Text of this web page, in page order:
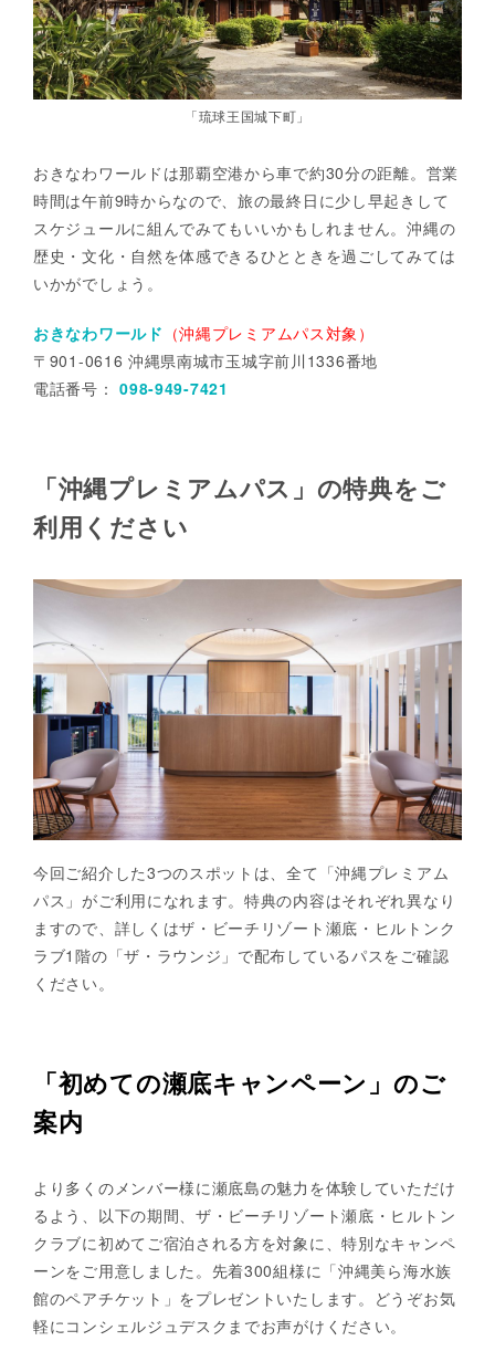
「琉球王国城下町」
おきなわワールドは那覇空港から車で約30分の距離。営業
時間は午前9時からなので、旅の最終日に少し早起きして
スケジュールに組んでみてもいいかもしれません。沖縄の
歴史・文化・自然を体感できるひとときを過ごしてみては
いかがでしょう。
おきなわワールド （沖縄プレミアムパス対象）
〒901-0616 沖縄県南城市玉城字前川1336番地
電話番号： 098-949-7421
「沖縄プレミアムパス」の特典をご
利用ください
今回ご紹介した3つのスポットは、全て「沖縄プレミアム
パス」がご利用になれます。特典の内容はそれぞれ異なり
ますので、詳しくはザ・ビーチリゾート瀬底・ヒルトンク
ラブ1階の「ザ・ラウンジ」で配布しているパスをご確認
ください。
「初めての瀬底キャンペーン」のご
案内
より多くのメンバー様に瀬底島の魅力を体験していただけ
るよう、以下の期間、ザ・ビーチリゾート瀬底・ヒルトン
クラブに初めてご宿泊される方を対象に、特別なキャンペ
ーンをご用意しました。先着300組様に「沖縄美ら海水族
館のペアチケット」をプレゼントいたします。どうぞお気
軽にコンシェルジュデスクまでお声がけください。